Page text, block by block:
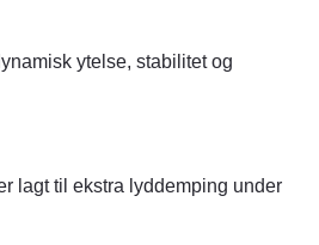
ytelse, stabilitet og
lagt til ekstra lyddemping under